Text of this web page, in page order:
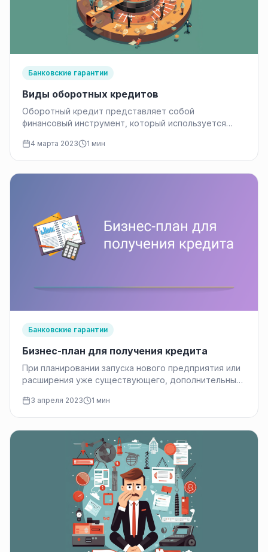
Банковские гарантии
Виды оборотных кредитов
Оборотный кредит представляет собой
финансовый инструмент, который используется
поддержания деятельности. Этот способ
финансирования…
4 марта 2023 1 мин
Банковские гарантии
Бизнес-план для получения кредита
При планировании запуска нового предприятия или
расширения уже существующего, дополнительные
идей, целей…
3 апреля 2023 1 мин